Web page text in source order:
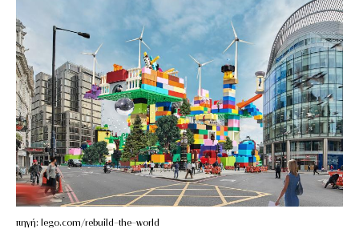
πηγή: lego.com/rebuild-the-world